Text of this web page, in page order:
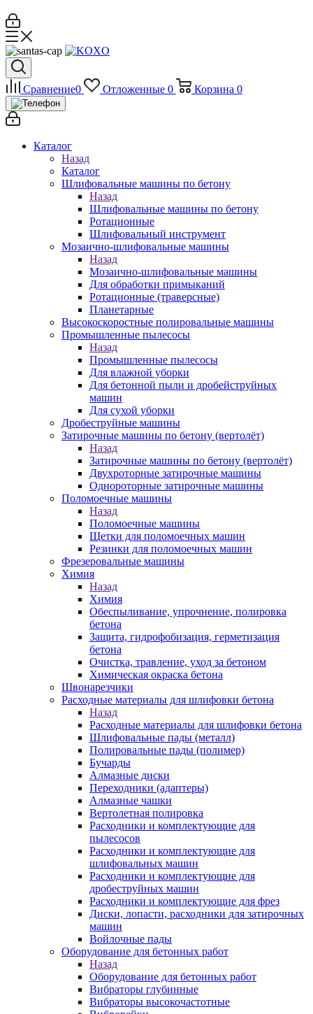
Сравнение0 Отложенные 0 Корзина 0
Каталог
Назад
Каталог
Шлифовальные машины по бетону
Назад
Шлифовальные машины по бетону
Ротационные
Шлифовальный инструмент
Мозаично-шлифовальные машины
Назад
Мозаично-шлифовальные машины
Для обработки примыканий
Ротационные (траверсные)
Планетарные
Высокоскоростные полировальные машины
Промышленные пылесосы
Назад
Промышленные пылесосы
Для влажной уборки
Для бетонной пыли и дробейструйных
машин
Для сухой уборки
Дробеструйные машины
Затирочные машины по бетону (вертолёт)
Назад
Затирочные машины по бетону (вертолёт)
Двухроторные затирочные машины
Однороторные затирочные машины
Поломоечные машины
Назад
Поломоечные машины
Щетки для поломоечных машин
Резинки для поломоечных машин
Фрезеровальные машины
Химия
Назад
Химия
Обеспыливание, упрочнение, полировка
бетона
Защита, гидрофобизация, герметизация
бетона
Очистка, травление, уход за бетоном
Химическая окраска бетона
Швонарезчики
Расходные материалы для шлифовки бетона
Назад
Расходные материалы для шлифовки бетона
Шлифовальные пады (металл)
Полировальные пады (полимер)
Бучарды
Алмазные диски
Переходники (адаптеры)
Алмазные чашки
Вертолетная полировка
Расходники и комплектующие для
пылесосов
Расходники и комплектующие для
шлифовальных машин
Расходники и комплектующие для
дробеструйных машин
Расходники и комплектующие для фрез
Диски, лопасти, расходники для затирочных
машин
Войлочные пады
Оборудование для бетонных работ
Назад
Оборудование для бетонных работ
Вибраторы глубинные
Вибраторы высокочастотные